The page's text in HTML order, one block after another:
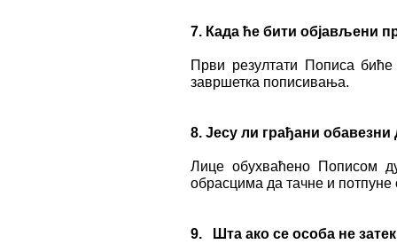
7. Када ће бити објављени
Први резултати Пописа
завршетка пописивања.
8. Јесу ли грађани обавезни
Лице обухваћено Пописом
обрасцима да тачне и потпуне
9. Шта ако се особа не